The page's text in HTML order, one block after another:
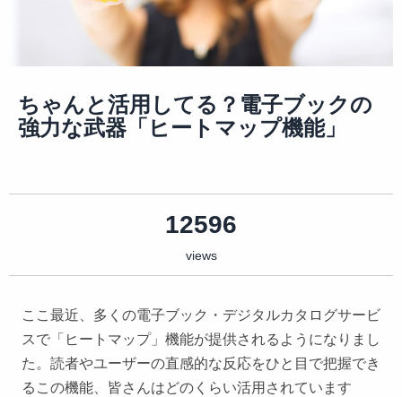
ちゃんと活用してる？電子ブックの
強力な武器「ヒートマップ機能」
12596
views
ここ最近、多くの電子ブック・デジタルカタログサービ
スで「ヒートマップ」機能が提供されるようになりまし
た。読者やユーザーの直感的な反応をひと目で把握でき
るこの機能、皆さんはどのくらい活用されています